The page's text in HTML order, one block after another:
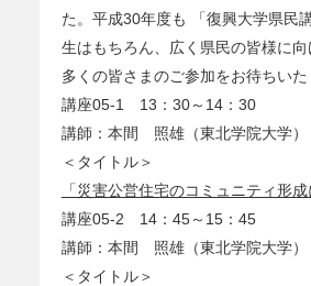
た。平成30年度も 「復興大学県民
生はもちろん、広く県民の皆様に向
多くの皆さまのご参加をお待ちいた
講座05-1 13：30～14：30
講師：本間 照雄（東北学院大学）
＜タイトル＞
「災害公営住宅のコミュニティ形成
講座05-2 14：45～15：45
講師：本間 照雄（東北学院大学）
＜タイトル＞